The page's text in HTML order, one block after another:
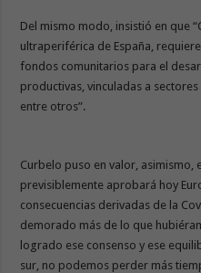
Del mismo modo, insistió en que
ultraperiférica de España,
fondos comunitarios para el
productivas, vinculadas a
entre otros”.
Curbelo puso en valor, asimismo,
previsiblemente aprobará hoy
consecuencias derivadas de la
demorado más de lo que
logrado ese consenso y ese
sur, no podemos perder más